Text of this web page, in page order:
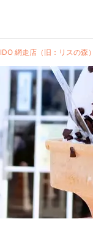
網走店（旧：リスの森）